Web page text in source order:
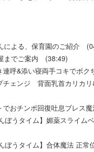
よる、保育園のご紹介
までご案内 (38:49)
&添い寝両手コキでボク
ンジ 背面乳首カリカリ&
チンポ回復吐息ブレス
タイム】媚薬スライムベ
タイム】合体魔法 正常